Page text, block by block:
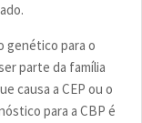
genético para o
parte da família
causa a CEP ou o
para a CBP é